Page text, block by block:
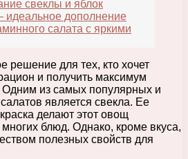
свеклы и яблок
дополнение
салата с яркими
решение для тех, кто хочет
и получить максимум
Одним из самых популярных и
является свекла. Ее
делают этот овощ
блюд. Однако, кроме вкуса,
полезных свойств для